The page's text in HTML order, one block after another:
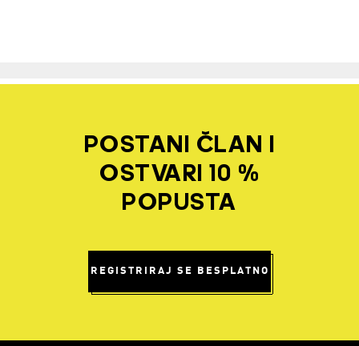
POSTANI ČLAN I
OSTVARI 10 %
POPUSTA
REGISTRIRAJ SE BESPLATNO